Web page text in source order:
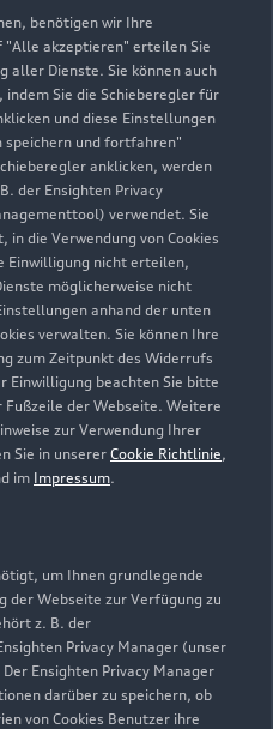
benötigen wir Ihre
akzeptieren" erteilen Sie
aller Dienste. Sie können auch
Sie die Schieberegler für
und diese Einstellungen
speichern und fortfahren"
anklicken, werden
der Ensighten Privacy
verwendet. Sie
die Verwendung von Cookies
Einwilligung nicht erteilen,
möglicherweise nicht
anhand der unten
verwalten. Sie können Ihre
zum Zeitpunkt des Widerrufs
Einwilligung beachten Sie bitte
Fußzeile der Webseite. Weitere
zur Verwendung Ihrer
Sie in unserer Cookie Richtlinie,
im Impressum.
um Ihnen grundlegende
der Webseite zur Verfügung zu
z. B. der
Privacy Manager (unser
Ensighten Privacy Manager
darüber zu speichern, ob
von Cookies Benutzer ihre
amMontag 07:00